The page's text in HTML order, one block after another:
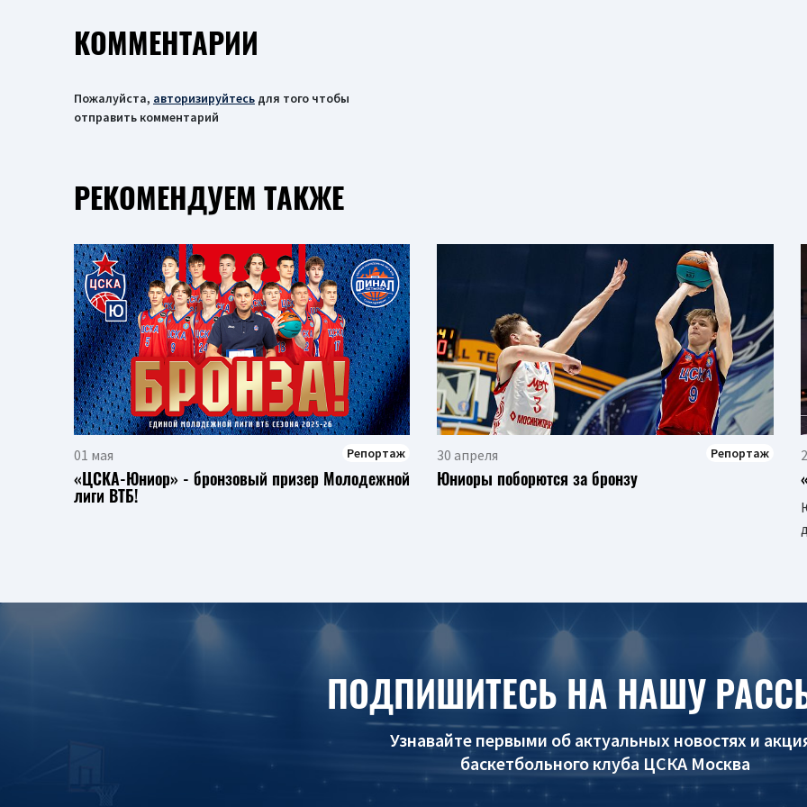
КОММЕНТАРИИ
Пожалуйста, авторизируйтесь для того чтобы
отправить комментарий
РЕКОМЕНДУЕМ ТАКЖЕ
01 мая Репортаж
«ЦСКА-Юниор» - бронзовый призер Молодежной
лиги ВТБ!
30 апреля Репортаж
Юниоры поборются за бронзу
ПОДПИШИТЕСЬ НА НАШУ
Узнавайте первыми об актуальных новостях и
баскетбольного клуба ЦСКА Москва